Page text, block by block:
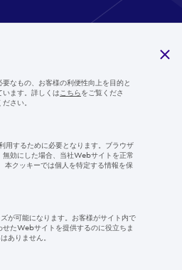
Follow us
なもの、お客様の利便性向上を目的と
います。詳しくは こちらをご覧くださ
さい。
用するために必要となります。ブラウザ
効にした場合、当社Webサイトを正常
本クッキーでは個人を特定する情報を保
が可能になります。お客様がサイト内で
たWebサイトを提供するのに役立ちま
ありません。